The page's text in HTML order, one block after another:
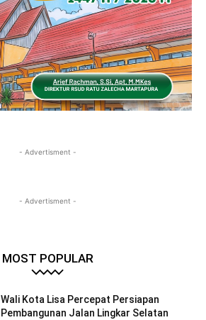
- Advertisment -
- Advertisment -
MOST POPULAR
Wali Kota Lisa Percepat Persiapan
Pembangunan Jalan Lingkar Selatan